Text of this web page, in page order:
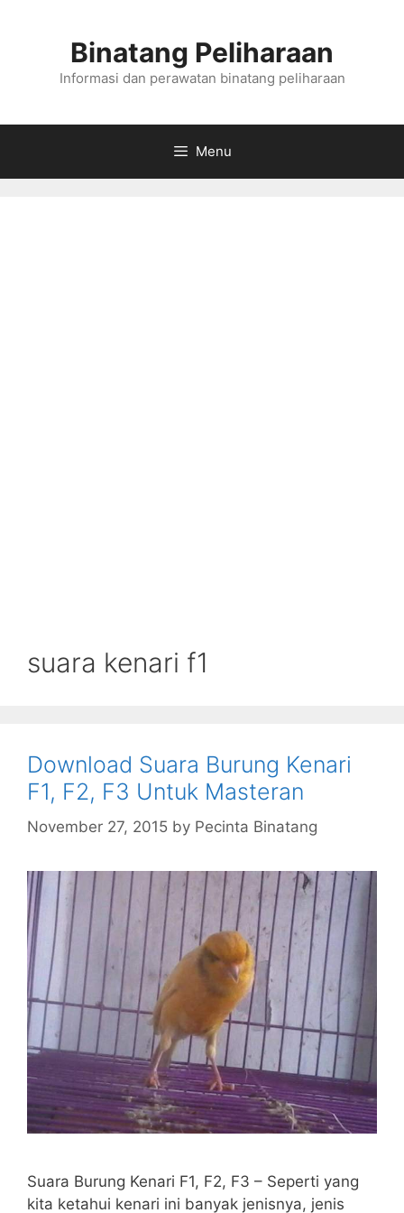
Binatang Peliharaan
Informasi dan perawatan binatang peliharaan
Menu
suara kenari f1
Download Suara Burung Kenari
F1, F2, F3 Untuk Masteran
November 27, 2015 by Pecinta Binatang
Suara Burung Kenari F1, F2, F3 – Seperti yang
kita ketahui kenari ini banyak jenisnya, jenis